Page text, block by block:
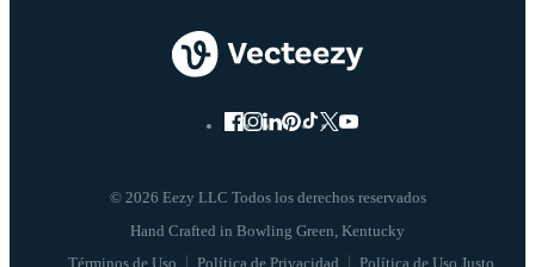
© 2026 Eezy LLC Todos los derechos reservados
Términos de Uso Política de Privacidad Política de Uso Justo